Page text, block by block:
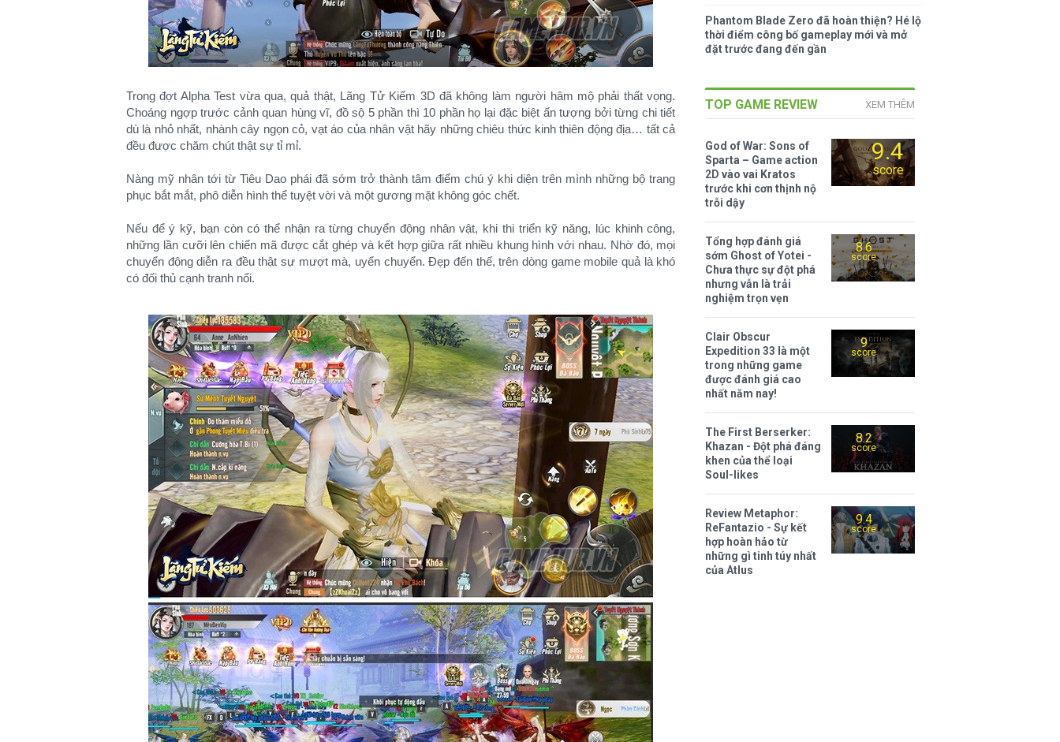
Trong đợt Alpha Test vừa qua, quả thật, Lãng Tử Kiếm 3D đã không làm người hâm mộ phải thất vọng.
Choáng ngợp trước cảnh quan hùng vĩ, đồ sộ 5 phần thì 10 phần họ lại đặc biệt ấn tượng bởi từng chi tiết
dù là nhỏ nhất, nhành cây ngọn cỏ, vạt áo của nhân vật hãy những chiêu thức kinh thiên động địa… tất cả
đều được chăm chút thật sự tỉ mỉ.
Nàng mỹ nhân tới từ Tiêu Dao phái đã sớm trở thành tâm điểm chú ý khi diện trên mình những bộ trang
phục bắt mắt, phô diễn hình thể tuyệt vời và một gương mặt không góc chết.
Nếu để ý kỹ, bạn còn có thể nhận ra từng chuyển động nhân vật, khi thi triển kỹ năng, lúc khinh công,
những lần cưỡi lên chiến mã được cắt ghép và kết hợp giữa rất nhiều khung hình với nhau. Nhờ đó, mọi
chuyển động diễn ra đều thật sự mượt mà, uyển chuyển. Đẹp đến thế, trên dòng game mobile quả là khó
có đối thủ cạnh tranh nổi.
Phantom Blade Zero đã hoàn thiện? Hé lộ
thời điểm công bố gameplay mới và mở
đặt trước đang đến gần
TOP GAME REVIEW XEM THÊM
9.4
score
God of War: Sons of
Sparta – Game action
2D vào vai Kratos
trước khi cơn thịnh nộ
trỗi dậy
8.6
score
Tổng hợp đánh giá
sớm Ghost of Yotei -
Chưa thực sự đột phá
nhưng vẫn là trải
nghiệm trọn vẹn
9
score
Clair Obscur
Expedition 33 là một
trong những game
được đánh giá cao
nhất năm nay!
8.2
score
The First Berserker:
Khazan - Đột phá đáng
khen của thể loại
Soul-likes
9.4
score
Review Metaphor:
ReFantazio - Sự kết
hợp hoàn hảo từ
những gì tinh túy nhất
của Atlus